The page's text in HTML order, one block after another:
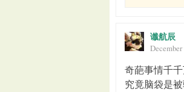
谶航辰
December
奇葩事情千
究竟脑袋是